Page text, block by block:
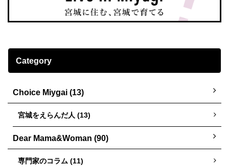
Category
Choice Miygai (13)
宮城をえらんだ人 (13)
Dear Mama&Woman (90)
専門家のコラム (11)